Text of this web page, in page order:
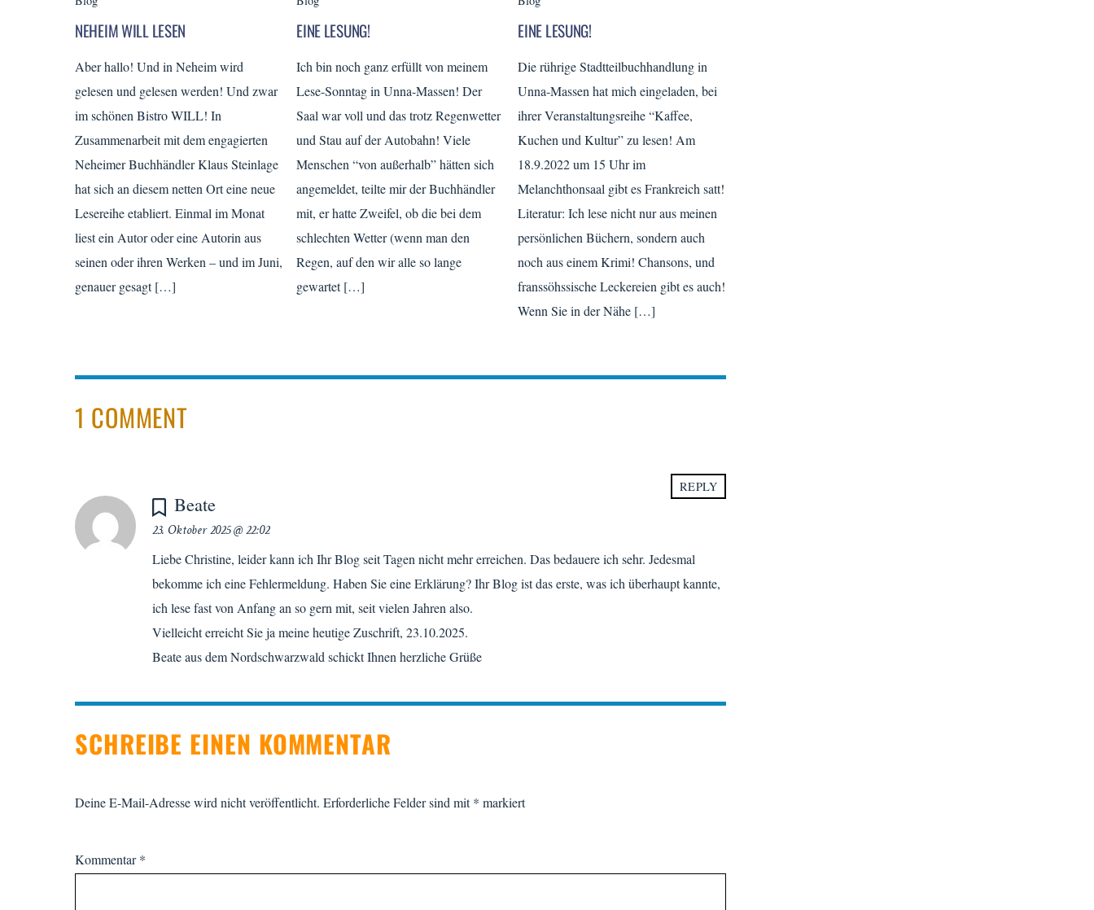
NEHEIM WILL LESEN
Aber hallo! Und in Neheim wird
gelesen und gelesen werden! Und zwar
im schönen Bistro WILL! In
Zusammenarbeit mit dem engagierten
Neheimer Buchhändler Klaus Steinlage
hat sich an diesem netten Ort eine neue
Lesereihe etabliert. Einmal im Monat
liest ein Autor oder eine Autorin aus
seinen oder ihren Werken – und im Juni,
genauer gesagt […]
EINE LESUNG!
Ich bin noch ganz erfüllt von meinem
Lese-Sonntag in Unna-Massen! Der
Saal war voll und das trotz Regenwetter
und Stau auf der Autobahn! Viele
Menschen “von außerhalb” hätten sich
angemeldet, teilte mir der Buchhändler
mit, er hatte Zweifel, ob die bei dem
schlechten Wetter (wenn man den
Regen, auf den wir alle so lange
gewartet […]
EINE LESUNG!
Die rührige Stadtteilbuchhandlung in
Unna-Massen hat mich eingeladen, bei
ihrer Veranstaltungsreihe “Kaffee,
Kuchen und Kultur” zu lesen! Am
18.9.2022 um 15 Uhr im
Melanchthonsaal gibt es Frankreich satt!
Literatur: Ich lese nicht nur aus meinen
persönlichen Büchern, sondern auch
noch aus einem Krimi! Chansons, und
franssöhssische Leckereien gibt es auch!
Wenn Sie in der Nähe […]
1 COMMENT
Beate
23. Oktober 2025 @ 22:02
Liebe Christine, leider kann ich Ihr Blog seit Tagen nicht mehr erreichen. Das bedauere ich sehr. Jedesmal
bekomme ich eine Fehlermeldung. Haben Sie eine Erklärung? Ihr Blog ist das erste, was ich überhaupt kannte,
ich lese fast von Anfang an so gern mit, seit vielen Jahren also.
Vielleicht erreicht Sie ja meine heutige Zuschrift, 23.10.2025.
Beate aus dem Nordschwarzwald schickt Ihnen herzliche Grüße
REPLY
SCHREIBE EINEN KOMMENTAR
Deine E-Mail-Adresse wird nicht veröffentlicht. Erforderliche Felder sind mit* markiert
Kommentar*